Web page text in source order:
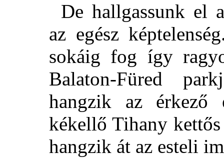
De hallgassunk el
az egész
sokáig fog így
Balaton-Füred
hangzik az
kékellő Tihany
hangzik át az esteli